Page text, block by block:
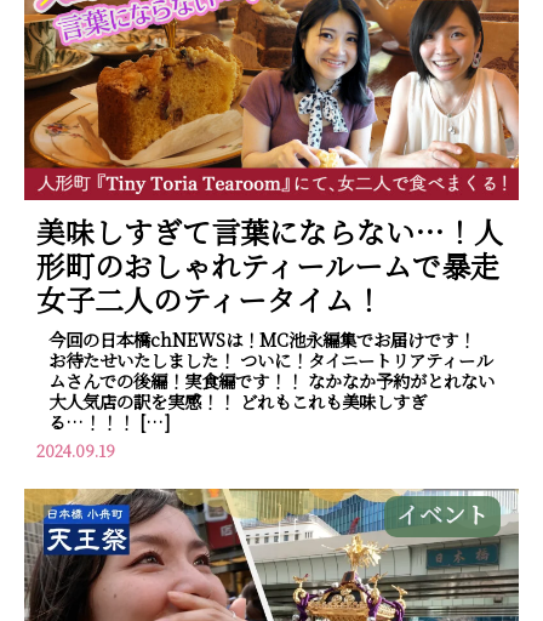
美味しすぎて言葉にならない…！人
形町のおしゃれティールームで暴走
女子二人のティータイム！
今回の日本橋chNEWSは！MC池永編集でお届けです！
お待たせいたしました！ ついに！タイニートリアティール
ムさんでの後編！実食編です！！ なかなか予約がとれない
大人気店の訳を実感！！ どれもこれも美味しすぎ
る…！！！ […]
2024.09.19
イベント